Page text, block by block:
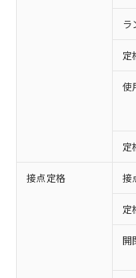
ラ
定
使
定
接点定格 接
定
開
ご利用
以下の条件
対応済み
非含有に対
す。
対応予定：
有に対応し
対応予定な
非含有に非